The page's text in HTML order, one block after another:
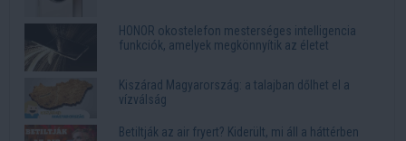
HONOR okostelefon mesterséges intelligencia
funkciók, amelyek megkönnyítik az életet
Kiszárad Magyarország: a talajban dőlhet el a
vízválság
Betiltják az air fryert? Kiderült, mi áll a háttérben